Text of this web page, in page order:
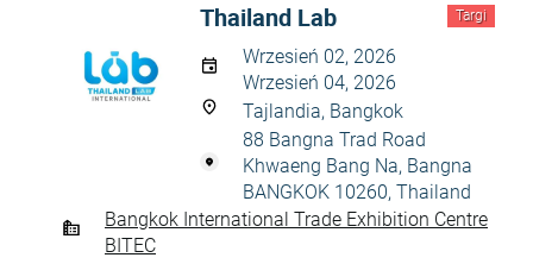
Targi
Thailand Lab
Wrzesień 02, 2026
Wrzesień 04, 2026
Tajlandia, Bangkok
88 Bangna Trad Road
Khwaeng Bang Na, Bangna
BANGKOK 10260, Thailand
Bangkok International Trade Exhibition Centre
BITEC